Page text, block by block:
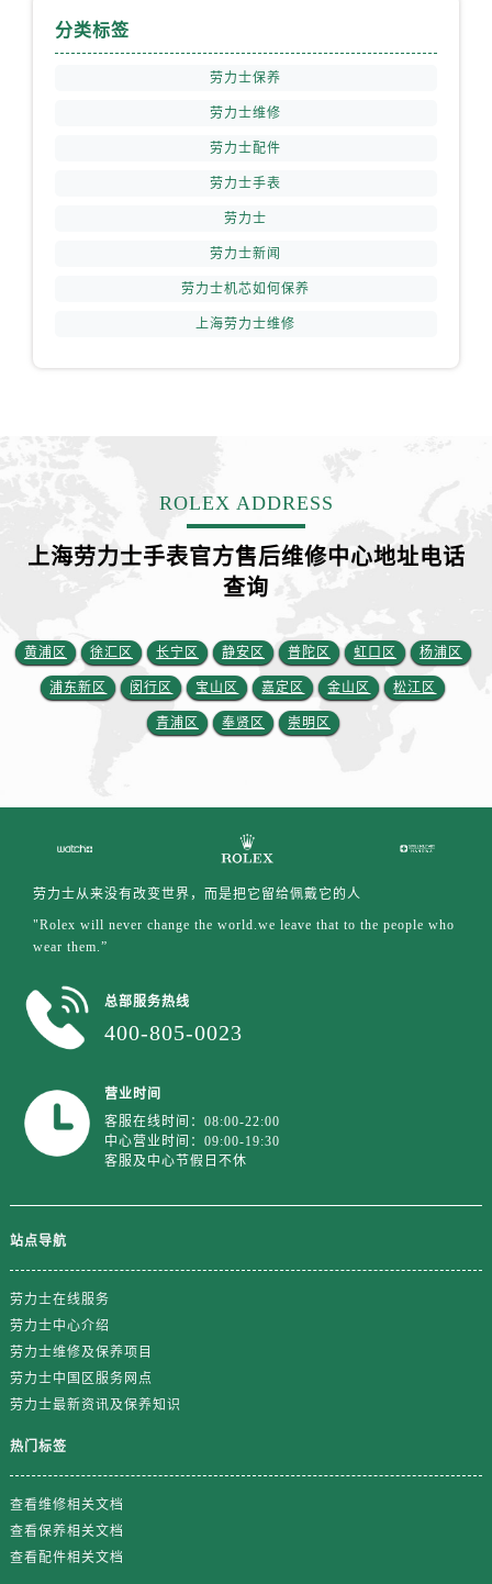
分类标签
劳力士保养
劳力士维修
劳力士配件
劳力士手表
劳力士
劳力士新闻
劳力士机芯如何保养
上海劳力士维修
ROLEX ADDRESS
上海劳力士手表官方售后维修中心地址电话
查询
黄浦区 徐汇区 长宁区 静安区 普陀区 虹口区 杨浦区
浦东新区 闵行区 宝山区 嘉定区 金山区 松江区
青浦区 奉贤区 崇明区
劳力士从来没有改变世界，而是把它留给佩戴它的人
"Rolex will never change the world.we leave that to the people who
wear them.”
总部服务热线
400-805-0023
营业时间
客服在线时间：08:00-22:00
中心营业时间：09:00-19:30
客服及中心节假日不休
站点导航
劳力士在线服务
劳力士中心介绍
劳力士维修及保养项目
劳力士中国区服务网点
劳力士最新资讯及保养知识
热门标签
查看维修相关文档
查看保养相关文档
查看配件相关文档